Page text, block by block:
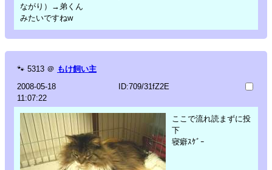
ながり）→弟くん
みたいですねw
🐾 5313 ＠ もけ飼い主
2008-05-18
11:07:22
ID:709/31fZ2E
ここで流れ読まずに投
下
寝癖ｽｹﾞｰ